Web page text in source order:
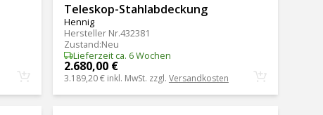
Teleskop-Stahlabdeckung
Hennig
Hersteller Nr.432381
Zustand:Neu
Lieferzeit ca. 6 Wochen
2.680,00 €
3.189,20 € inkl. MwSt. zzgl. Versandkosten